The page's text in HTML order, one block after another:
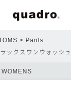
Pants
ックスワンウォッシュ
WOMENS